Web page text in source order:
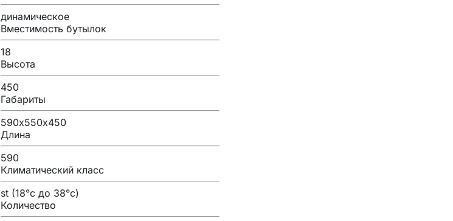
динамическое
Вместимость бутылок
18
Высота
450
Габариты
590х550х450
Длина
590
Климатический класс
st (18°с до 38°с)
Количество